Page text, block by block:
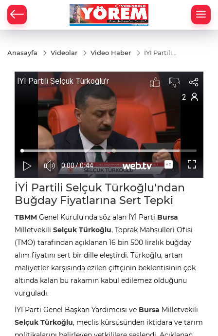
Anasayfa Videolar Video Haber
İYİ Partili
Buğday
Fiyatlarına
Sert Tepki
İYİ Partili Selçuk Türkoğlu'ndan
Buğday Fiyatlarına Sert Tepki
TBMM Genel Kurulu'nda söz alan İYİ Parti Bursa
Milletvekili Selçuk Türkoğlu, Toprak Mahsulleri Ofisi
(TMO) tarafından açıklanan 16 bin 500 liralık buğday
alım fiyatını sert bir dille eleştirdi. Türkoğlu, artan
maliyetler karşısında ezilen çiftçinin beklentisinin çok
altında kalan bu rakamın kabul edilemez olduğunu
vurguladı.
İYİ Parti Genel Başkan Yardımcısı ve Bursa Milletvekili
Selçuk Türkoğlu, meclis kürsüsünden iktidara ve tarım